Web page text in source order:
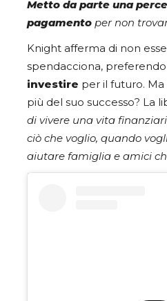
Metto da parte una
pagamento per non
Knight afferma di non
spendacciona, preferendo
investire per il futuro.
più del suo successo? La
di vivere una vita
ciò che voglio, quando
aiutare famiglia e amici